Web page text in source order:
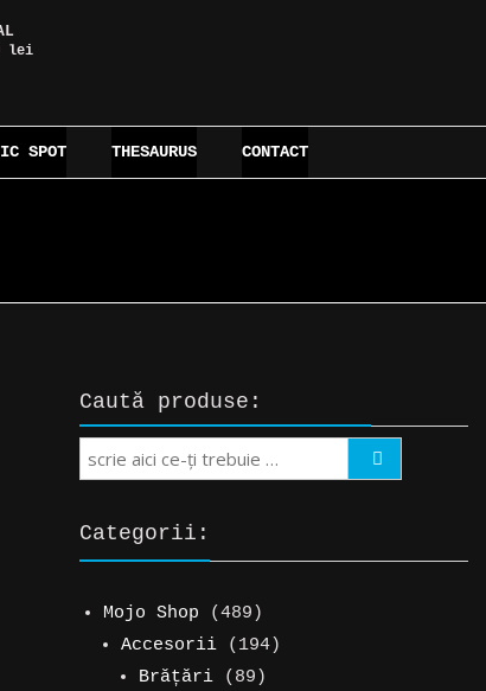
lei
SPOT THESAURUS CONTACT
Caută produse:
Search
Categorii:
Mojo Shop 489489
de
produse
Accesorii 194194
Brățări 8989